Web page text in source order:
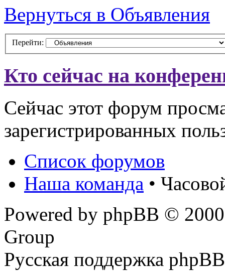
Вернуться в Объявления
Перейти:
Кто сейчас на
Сейчас этот форум
зарегистрированных
Список форумов
Наша команда •
Powered by phpBB ©
Group
Русская поддержка phpBB